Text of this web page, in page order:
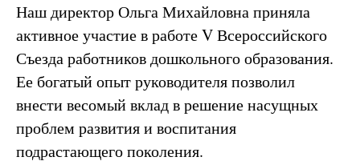
Наш директор Ольга Михайловна приняла
активное участие в работе V Всероссийского
Съезда работников дошкольного образования.
Ее богатый опыт руководителя позволил
внести весомый вклад в решение насущных
проблем развития и воспитания
подрастающего поколения.